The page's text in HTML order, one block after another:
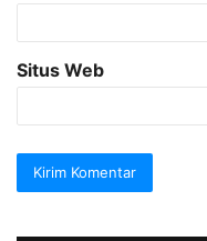
Situs Web